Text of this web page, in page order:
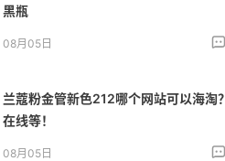
黑瓶
08月05日
兰蔻粉金管新色212哪个网站可以海淘？
在线等！
08月05日